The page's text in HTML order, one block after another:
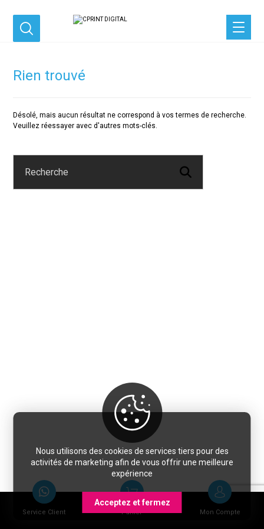
Rien trouvé
Désolé, mais aucun résultat ne correspond à vos termes de recherche.
Veuillez réessayer avec d'autres mots-clés.
Service Client Panier Mon Compte
Nous utilisons des cookies de services tiers pour des
activités de marketing afin de vous offrir une meilleure
expérience
Acceptez et fermez